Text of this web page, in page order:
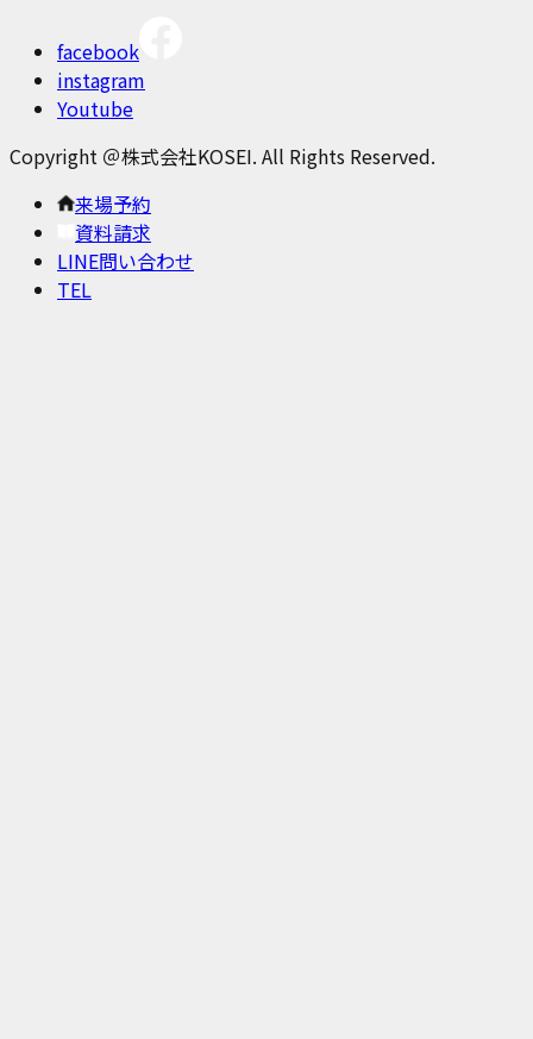
facebook
instagram
Youtube
Copyright ＠株式会社KOSEI. All Rights Reserved.
来場予約
資料請求
LINE問い合わせ
TEL